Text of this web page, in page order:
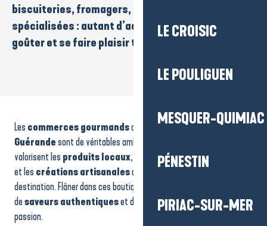
LE CROISIC
LE POULIGUEN
MESQUER-QUIMIAC
PÉNESTIN
PIRIAC-SUR-MER
biscuiteries, fromagers,
spécialisées : autant d’adresses pourdécouvrir
goûteret se faire plaisir tout au long de l’année.
Aux 4 saisons - Epicerie primeur bio
Boutique du Bureau d'information touristique de Kerhinet
Boutique du Bureau d'information touristique de La Baule
Le Plaisir dit Vin
La Boutique des Producteurs
Les Hameaux Bio - Biocoop Guérande
La Maison de la Sardine
Breizh Coquillages
Les commerces gourmandsde
La Baule-Presqu’île de
Guérandesont de véritables ambassadeurs du territoire. Ils
valorisent les produits locaux, les
recettes traditionnelles
et les créations artisanalesqui font la richesse culinaire de la
destination. Flâner dans ces boutiques, c’est partir à la découverte
desaveurs authentiqueset de savoir-fairetransmis avec
passion.